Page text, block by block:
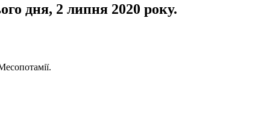
дня, 2 липня 2020 року.